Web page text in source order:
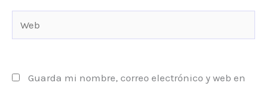
Guarda mi nombre, correo electrónico y web en